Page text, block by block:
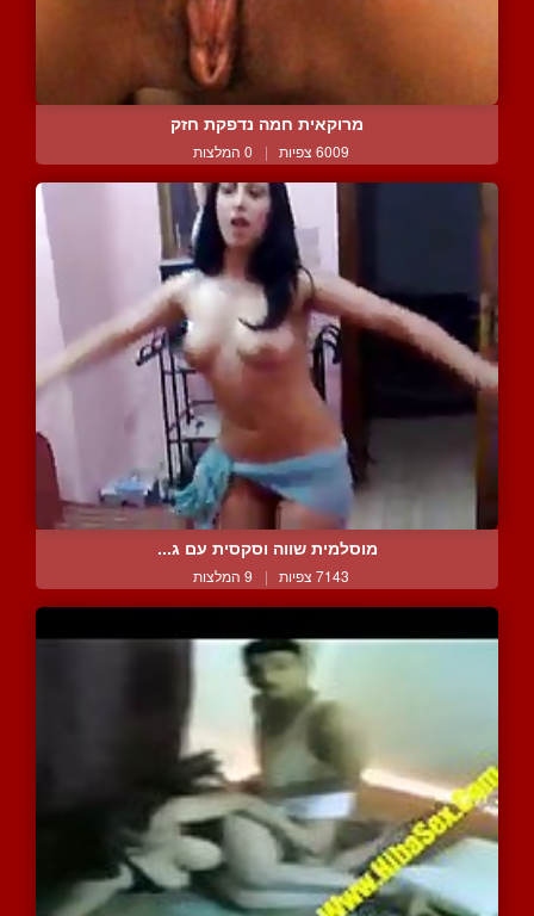
מרוקאית חמה נדפקת חזק
6009 צפיות | 0 המלצות
מוסלמית שווה וסקסית עם ג...
7143 צפיות | 9 המלצות